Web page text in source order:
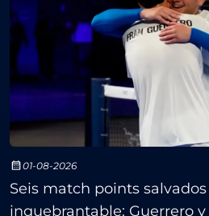
01-08-2026
Seis match points
inquebrantable: Guerrero